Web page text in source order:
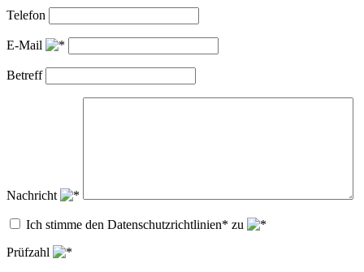
Telefon
E-Mail
Betreff
Nachricht
Ich stimme den Datenschutzrichtlinien* zu
Prüfzahl